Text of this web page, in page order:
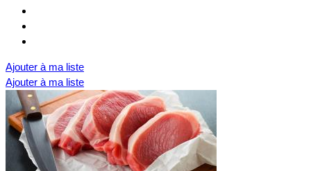
Ajouter à ma liste
Ajouter à ma liste